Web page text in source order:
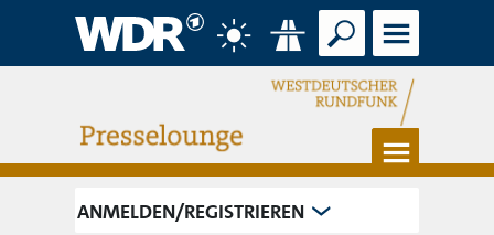
Verkehr
Suche Menü
Menü
ANMELDEN/REGISTRIEREN